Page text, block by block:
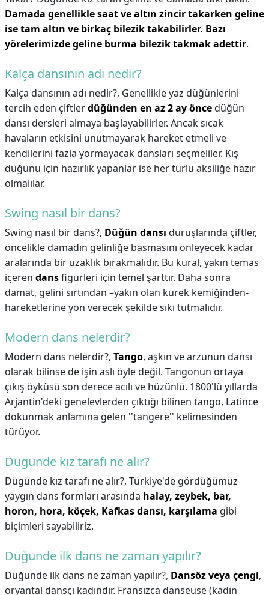
Damada genellikle saat ve altın zincir takarken geline
ise tam altın ve birkaç bilezik takabilirler. Bazı
yörelerimizde geline burma bilezik takmak adettir.
Kalça dansının adı nedir?
Kalça dansının adı nedir?, Genellikle yaz düğünlerini
tercih eden çiftlerdüğünden en az 2 ay öncedüğün
dansı dersleri almaya başlayabilirler. Ancak sıcak
havaların etkisini unutmayarak hareket etmeli ve
kendilerini fazla yormayacak dansları seçmeliler. Kış
düğünü için hazırlık yapanlar ise her türlü aksiliğe hazır
olmalılar.
Swing nasıl bir dans?
Swing nasıl bir dans?, Düğün dansı duruşlarında çiftler,
öncelikle damadın gelinliğe basmasını önleyecek kadar
aralarında bir uzaklık bırakmalıdır. Bu kural, yakın temas
içeren dansfigürleri için temel şarttır. Daha sonra
damat, gelini sırtından –yakın olan kürek kemiğinden-
hareketlerine yön verecek şekilde sıkı tutmalıdır.
Modern dans nelerdir?
Modern dans nelerdir?, Tango, aşkın ve arzunun dansı
olarak bilinse de işin aslı öyle değil. Tangonun ortaya
çıkış öyküsü son derece acılı ve hüzünlü. 1800'lü yıllarda
Arjantin'deki genelevlerden çıktığı bilinen tango, Latince
dokunmak anlamına gelen ''tangere'' kelimesinden
türüyor.
Dügünde kız tarafı ne alır?
Dügünde kız tarafı ne alır?, Türkiye'de gördüğümüz
yaygın dans formları arasında halay, zeybek, bar,
horon, hora, köçek, Kafkas dansı, karşılama gibi
biçimleri sayabiliriz.
Düğünde ilk dans ne zaman yapılır?
Düğünde ilk dans ne zaman yapılır?, Dansöz veya çengi,
oryantal dansçı kadındır. Fransızca danseuse (kadın